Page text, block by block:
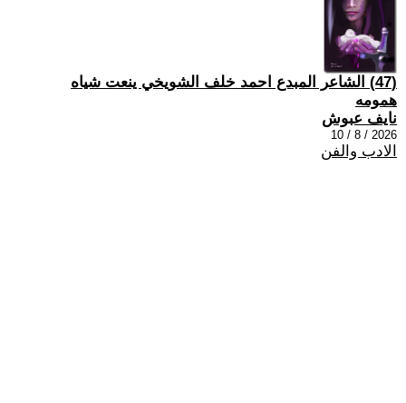
(47) الشاعر المبدع احمد خلف الشويخي ينعت شياه
همومه
نايف عبوش
2026 / 8 / 10
الادب والفن